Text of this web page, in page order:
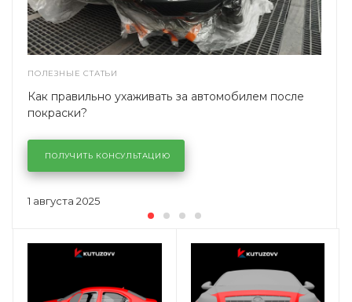
ПОЛЕЗНЫЕ СТАТЬИ
1 августа 2025
Как правильно ухаживать за автомобилем после
покраски?
ПОЛУЧИТЬ КОНСУЛЬТАЦИЮ